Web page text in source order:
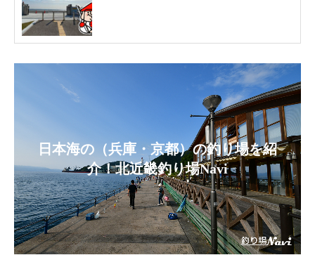
日本海の（兵庫・京都）の釣り場を紹
介！北近畿釣り場Navi